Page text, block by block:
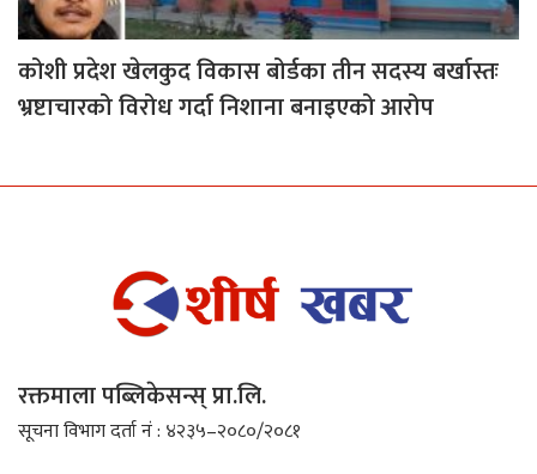
कोशी प्रदेश खेलकुद विकास बोर्डका तीन सदस्य बर्खास्तः
भ्रष्टाचारको विरोध गर्दा निशाना बनाइएको आरोप
रक्तमाला पब्लिकेसन्स् प्रा.लि.
सूचना विभाग दर्ता नं : ४२३५–२०८०/२०८१